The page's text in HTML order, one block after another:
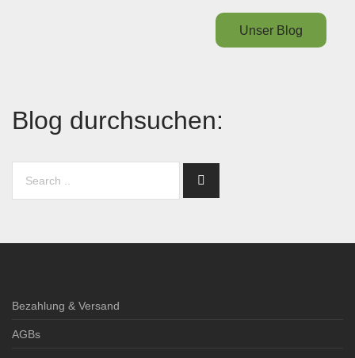
Unser Blog
Blog durchsuchen:
Bezahlung & Versand
AGBs